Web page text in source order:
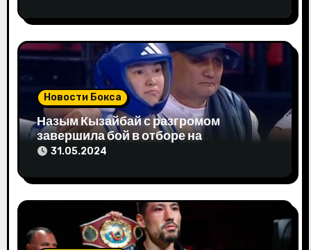
а
п
и
с
я
м
Новости Бокса
Назым Кызайбай с разгромом
завершила бой в отборе на
Олимпиаду-2024
31.05.2024